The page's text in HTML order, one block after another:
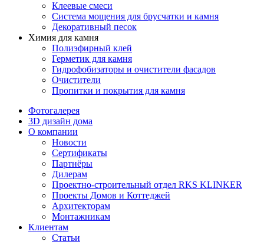
Клеевые смеси
Система мощения для брусчатки и камня
Декоративный песок
Химия для камня
Полиэфирный клей
Герметик для камня
Гидрофобизаторы и очистители фасадов
Очистители
Пропитки и покрытия для камня
Фотогалерея
3D дизайн дома
О компании
Новости
Сертификаты
Партнёры
Дилерам
Проектно-строительный отдел RKS KLINKER
Проекты Домов и Коттеджей
Архитекторам
Монтажникам
Клиентам
Статьи